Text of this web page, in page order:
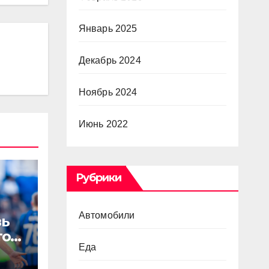
Январь 2025
Декабрь 2024
Ноябрь 2024
Июнь 2022
Рубрики
Автомобили
Еда